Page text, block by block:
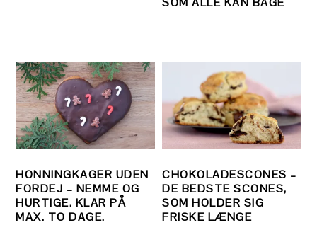
HONNINGKAGER UDEN
FORDEJ – NEMME OG
HURTIGE. KLAR PÅ
MAX. TO DAGE.
CHOKOLADESCONES –
DE BEDSTE SCONES,
SOM HOLDER SIG
FRISKE LÆNGE